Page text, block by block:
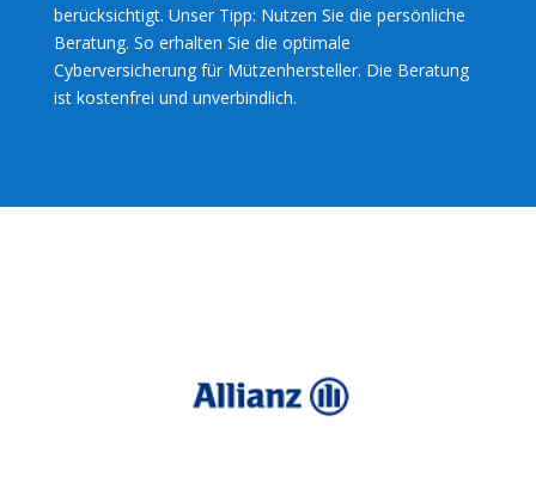
berücksichtigt. Unser Tipp: Nutzen Sie die persönliche
Beratung. So erhalten Sie die optimale
Cyberversicherung für Mützenhersteller. Die Beratung
ist kostenfrei und unverbindlich.